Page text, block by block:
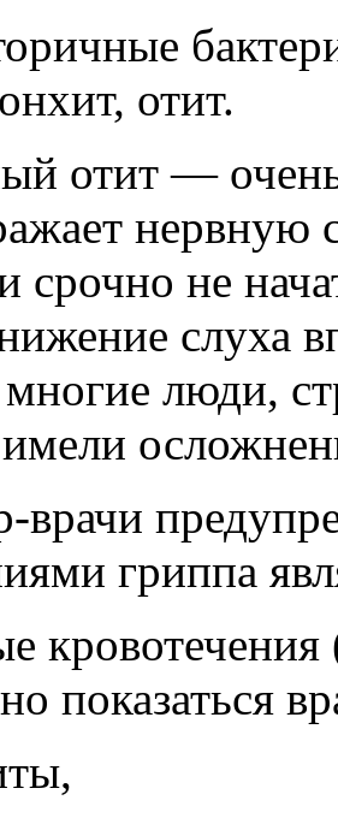
отит.
отит —
нервную
срочно не
слуха
люди,
имели
врачи
гриппа
показаться